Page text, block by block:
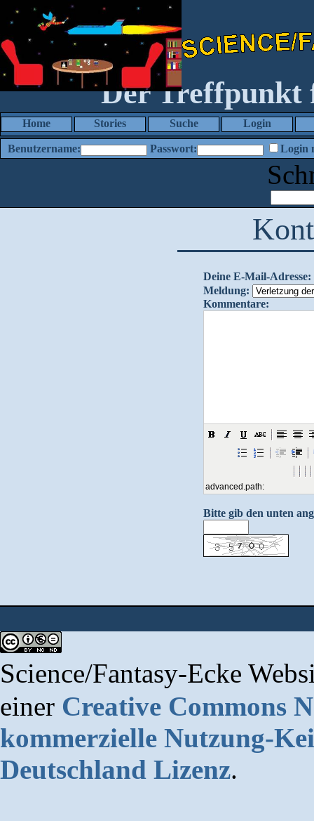
Der Treffpunkt
Home Stories Suche Login
Benutzername: Passwort: Login
Deine E-Mail-Adresse:
Meldung:
Kommentare:
advanced.path:
Bitte gib den unten
Science/Fantasy-Ecke
einer Creative Commons
kommerzielle Nutzung-
Deutschland Lizenz.